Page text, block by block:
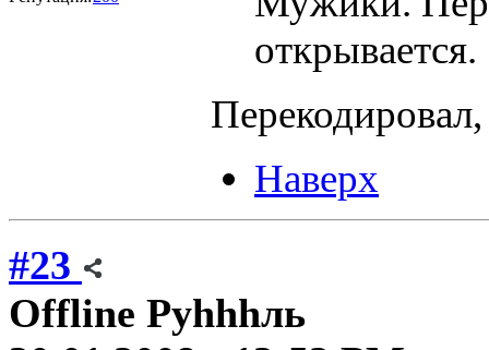
открывается.
Наверх
#23
Offline Руhhhль